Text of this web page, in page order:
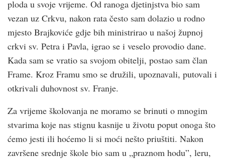
ploda u svoje vrijeme. Od ranoga djetinjstva bio sam
vezan uz Crkvu, nakon rata često sam dolazio u rodno
mjesto Brajkoviće gdje bih ministrirao u našoj župnoj
crkvi sv. Petra i Pavla, igrao se i veselo provodio dane.
Kada sam se vratio sa svojom obitelji, postao sam član
Frame. Kroz Framu smo se družili, upoznavali, putovali i
otkrivali duhovnost sv. Franje.
Za vrijeme školovanja ne moramo se brinuti o mnogim
stvarima koje nas stignu kasnije u životu poput onoga što
ćemo jesti ili hoćemo li si moći nešto priuštiti. Nakon
završene srednje škole bio sam u „praznom hodu”, leru,